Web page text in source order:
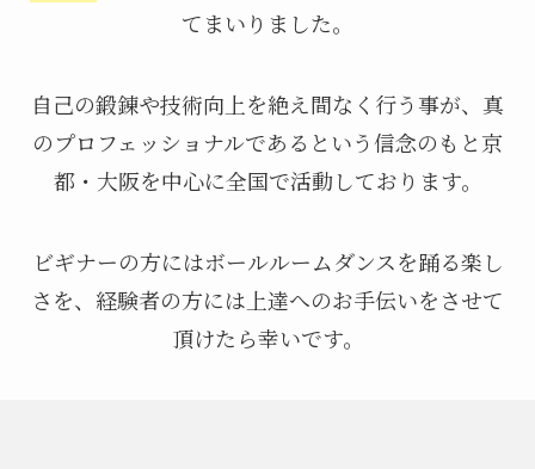
てまいりました。
自己の鍛錬や技術向上を絶え間なく行う事が、真
のプロフェッショナルであるという信念のもと京
都・大阪を中心に全国で活動しております。
ビギナーの方にはボールルームダンスを踊る楽し
さを、経験者の方には上達へのお手伝いをさせて
頂けたら幸いです。